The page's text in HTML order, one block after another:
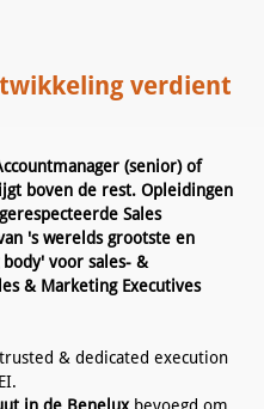
verdient
(senior) of
boven de rest. Opleidingen
Sales
's werelds grootste en
voor sales- &
& Marketing Executives
& dedicated execution